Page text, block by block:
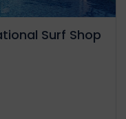
Surf Shop